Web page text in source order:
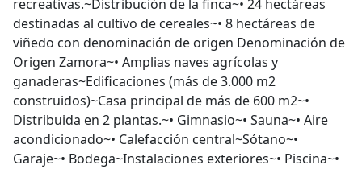
recreativas.~Distribución de la finca~• 24 hectáreas
destinadas al cultivo de cereales~• 8 hectáreas de
viñedo con denominación de origen Denominación de
Origen Zamora~• Amplias naves agrícolas y
ganaderas~Edificaciones (más de 3.000 m2
construidos)~Casa principal de más de 600 m2~•
Distribuida en 2 plantas.~• Gimnasio~• Sauna~• Aire
acondicionado~• Calefacción central~Sótano~•
Garaje~• Bodega~Instalaciones exteriores~• Piscina~•